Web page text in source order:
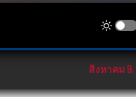
สิงหาคม 9, 2026